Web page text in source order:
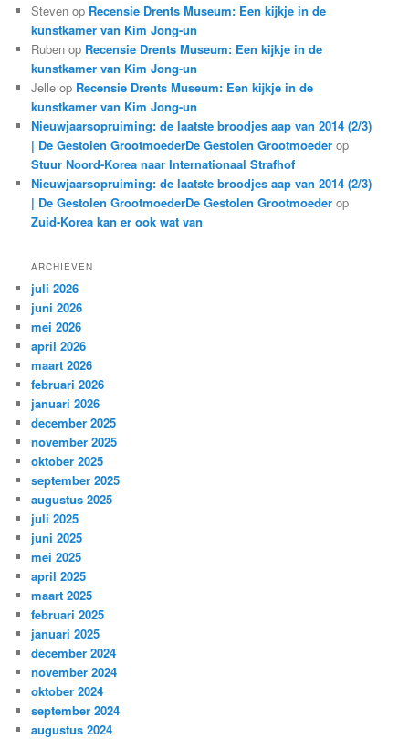
Steven op Recensie Drents Museum: Een kijkje in de
kunstkamer van Kim Jong-un
Ruben op Recensie Drents Museum: Een kijkje in de
kunstkamer van Kim Jong-un
Jelle op Recensie Drents Museum: Een kijkje in de
kunstkamer van Kim Jong-un
Nieuwjaarsopruiming: de laatste broodjes aap van 2014 (2/3)
| De Gestolen GrootmoederDe Gestolen Grootmoeder op
Stuur Noord-Korea naar Internationaal Strafhof
Nieuwjaarsopruiming: de laatste broodjes aap van 2014 (2/3)
| De Gestolen GrootmoederDe Gestolen Grootmoeder op
Zuid-Korea kan er ook wat van
ARCHIEVEN
juli 2026
juni 2026
mei 2026
april 2026
maart 2026
februari 2026
januari 2026
december 2025
november 2025
oktober 2025
september 2025
augustus 2025
juli 2025
juni 2025
mei 2025
april 2025
maart 2025
februari 2025
januari 2025
december 2024
november 2024
oktober 2024
september 2024
augustus 2024